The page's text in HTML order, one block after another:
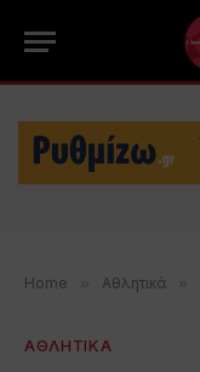
Home » Αθλητικά »
ΑΘΛΗΤΙΚΑ